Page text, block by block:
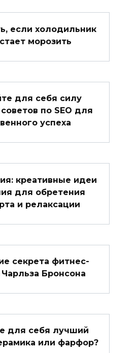
если холодильник
морозить
для себя силу
по SEO для
успеха
креативные идеи
для обретения
и релаксации
секрета фитнес-
Бронсона
для себя лучший
или фарфор?